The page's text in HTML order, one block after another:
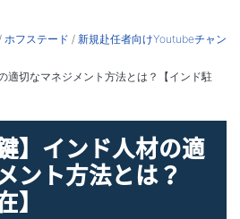
ホフステード / 新規赴任者向けYoutubeチャン
適切なマネジメント方法とは？【インド駐
】インド人材の適
ント方法とは？
】